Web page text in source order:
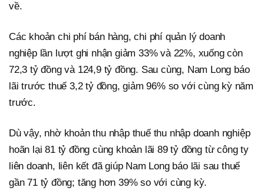
về.
Các khoản chi phí bán hàng, chi phí quản lý doanh
nghiệp lần lượt ghi nhận giảm 33% và 22%, xuống còn
72,3 tỷ đồng và 124,9 tỷ đồng. Sau cùng, Nam Long báo
lãi trước thuế 3,2 tỷ đồng, giảm 96% so với cùng kỳ năm
trước.
Dù vậy, nhờ khoản thu nhập thuế thu nhập doanh nghiệp
hoãn lại 81 tỷ đồng cùng khoản lãi 89 tỷ đồng từ công ty
liên doanh, liên kết đã giúp Nam Long báo lãi sau thuế
gần 71 tỷ đồng; tăng hơn 39% so với cùng kỳ.